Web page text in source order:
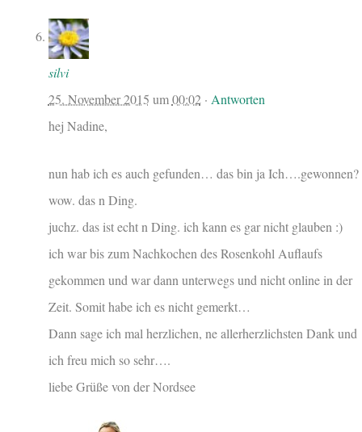
silvi
25. November 2015 um00:02· Antworten
hej Nadine,
nun hab ich es auch gefunden… das bin ja Ich….gewonnen?
wow. das n Ding.
juchz. das ist echt n Ding. ich kann es gar nicht glauben :)
ich war bis zum Nachkochen des Rosenkohl Auflaufs
gekommen und war dann unterwegs und nicht online in der
Zeit. Somit habe ich es nicht gemerkt…
Dann sage ich mal herzlichen, ne allerherzlichsten Dank und
ich freu mich so sehr….
liebe Grüße von der Nordsee